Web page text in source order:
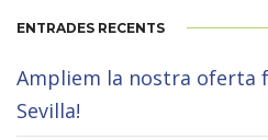
ENTRADES RECENTS
Ampliem la nostra oferta
Sevilla!